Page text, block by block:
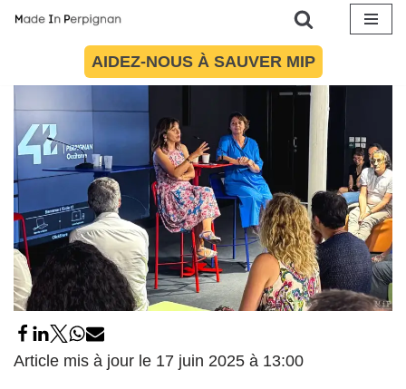
contenu
AIDEZ-NOUS À SAUVER MIP
17 juin 2025 par Société
Article mis à jour le 17 juin 2025 à 13:00